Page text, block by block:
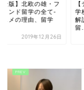
ンマーク留学】語学
のプログラムを徹底
！～ニッチな海外
2020年4月10日